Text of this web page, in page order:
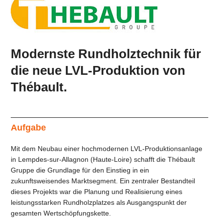
Modernste Rundholztechnik für
die neue LVL-Produktion von
Thébault.
Aufgabe
Mit dem Neubau einer hochmodernen LVL-Produktionsanlage
in Lempdes-sur-Allagnon (Haute-Loire) schafft die Thébault
Gruppe die Grundlage für den Einstieg in ein
zukunftsweisendes Marktsegment. Ein zentraler Bestandteil
dieses Projekts war die Planung und Realisierung eines
leistungsstarken Rundholzplatzes als Ausgangspunkt der
gesamten Wertschöpfungskette.